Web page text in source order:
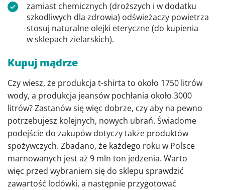
zamiast chemicznych (droższych i w dodatku
szkodliwych dla zdrowia) odświeżaczy powietrza
stosuj naturalne olejki eteryczne (do kupienia
w sklepach zielarskich).
Kupuj mądrze
Czy wiesz, że produkcja t-shirta to około 1750 litrów
wody, a produkcja jeansów pochłania około 3000
litrów? Zastanów się więc dobrze, czy aby na pewno
potrzebujesz kolejnych, nowych ubrań. Świadome
podejście do zakupów dotyczy także produktów
spożywczych. Zbadano, że każdego roku w Polsce
marnowanych jest aż 9 mln ton jedzenia. Warto
więc przed wybraniem się do sklepu sprawdzić
zawartość lodówki, a następnie przygotować